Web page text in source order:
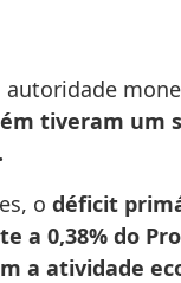
autoridade
tiveram um
o déficit
a 0,38% do
a atividade